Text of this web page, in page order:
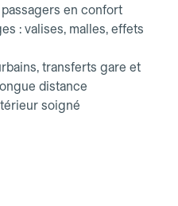
en confort
: valises, malles, effets
transferts gare et
distance
soigné